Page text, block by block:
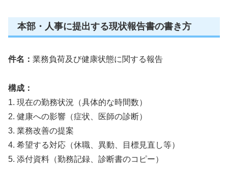
本部・人事に提出する現状報告書の書き方
件名： 業務負荷及び健康状態に関する報告
構成：
1. 現在の勤務状況（具体的な時間数）
2. 健康への影響（症状、医師の診断）
3. 業務改善の提案
4. 希望する対応（休職、異動、目標見直し等）
5. 添付資料（勤務記録、診断書のコピー）